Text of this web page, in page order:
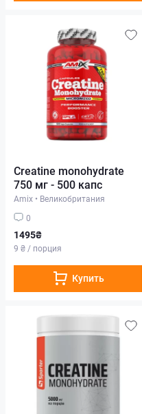
Creatine monohydrate
750 мг - 500 капс
Amix • Великобритания
0
1495₴
9 ₴ / порция
Купить